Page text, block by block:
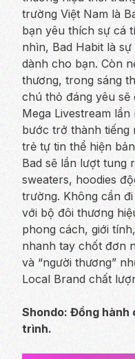
trường Việt Nam là
bạn yêu thích sự cá
nhìn, Bad Habit là
dành cho bạn. Còn
thương, trong sáng
chú thỏ đáng yêu sẽ
Mega Livestream
bước trở thành tiếng
trẻ tự tin thể hiện
Bad sẽ lần lượt tung
sweaters, hoodies
trường. Không cần
với bộ đôi thương
phong cách, giới
nhanh tay chốt đơn
và “người thương”
Local Brand chất
Shondo: Đồng hành
trình.